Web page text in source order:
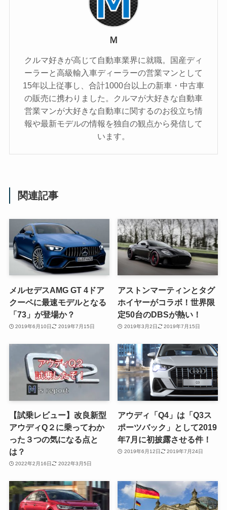
Ｍ
クルマ好きが高じて自動車業界に就職。国産ディ
ーラーと高級輸入車ディーラーの営業マンとして
15年以上従事し、合計1000台以上の新車・中古車
の販売に携わりました。クルマが大好きな自動車
営業マンが大好きな自動車に関するのお役立ち情
報や最新モデルの情報を独自の観点から発信して
います。
関連記事
メルセデスAMG GT 4ドア
クーペに最速モデルとなる
「73」が登場か？
2019年6月10日 2019年7月15日
アストンマーティンとタグ
ホイヤーがコラボ！世界限
定50台のDBSが熱い！
2019年3月2日 2019年7月15日
【試乗レビュー】改良新型
アウディQ２に乗ってわか
った３つの気になる点と
は？
2022年2月16日 2022年3月5日
アウディ「Q4」は「Q3ス
ポーツバック」として2019
年7月に初披露させる件！
2019年6月12日 2019年7月24日